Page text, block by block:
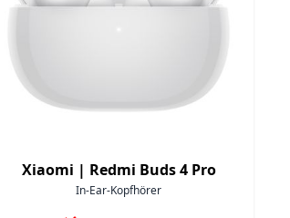
Xiaomi | Redmi Buds 4 Pro
In-Ear-Kopfhörer